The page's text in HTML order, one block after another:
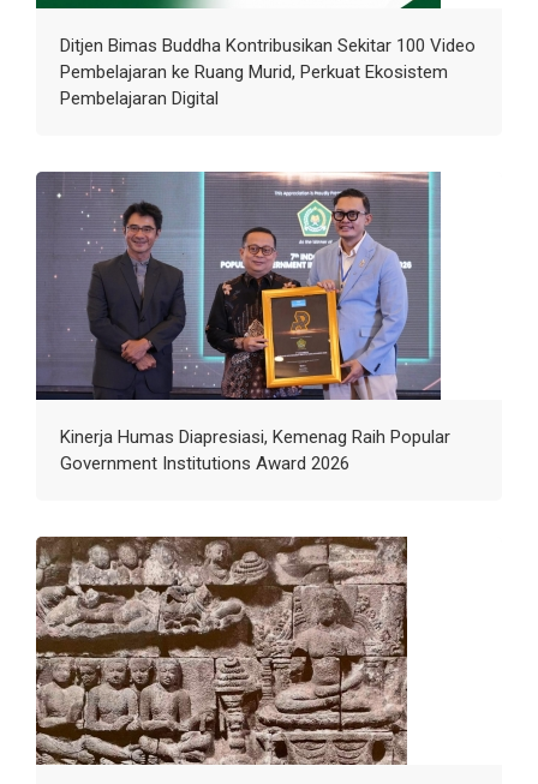
Ditjen Bimas Buddha Kontribusikan Sekitar 100 Video
Pembelajaran ke Ruang Murid, Perkuat Ekosistem
Pembelajaran Digital
Kinerja Humas Diapresiasi, Kemenag Raih Popular
Government Institutions Award 2026